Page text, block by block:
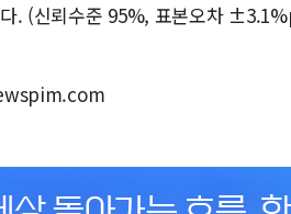
. (신뢰수준 95%, 표본오차